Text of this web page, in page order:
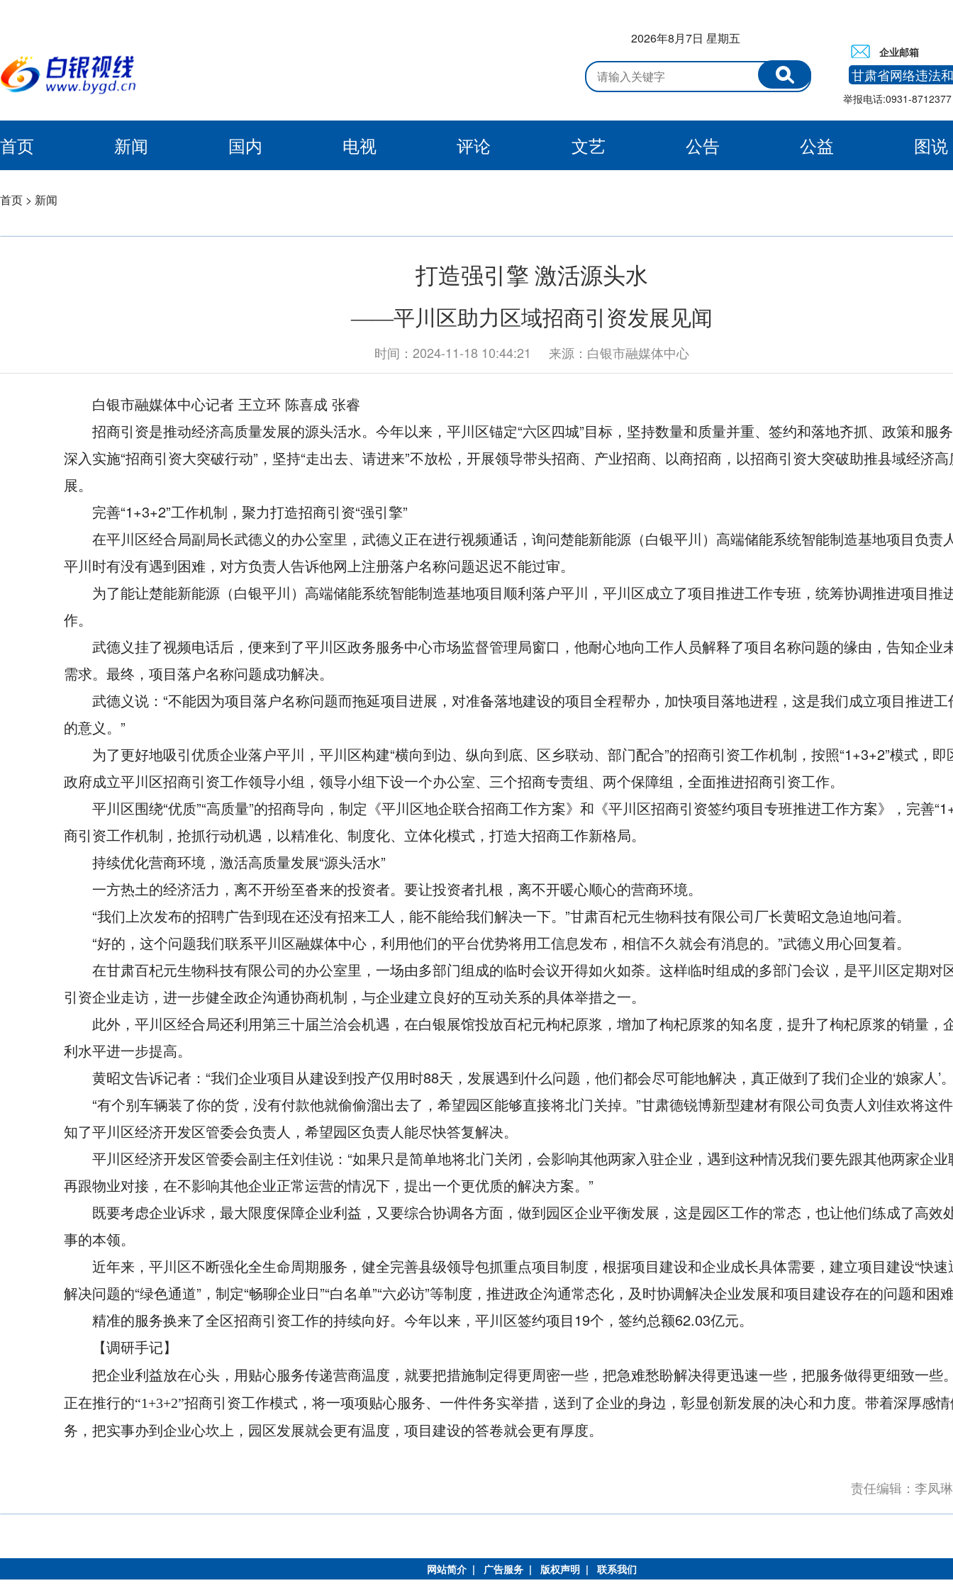
2026年8月7日 星期五
企业邮箱
甘肃省网络违法
举报电话:0931-
首页 新闻 国内 电视 评论 文艺 公告 公益
图说
首页 > 新闻
打造强引擎 激活源头水
——平川区助力区域招商引资发展见闻
时间：2024-11-18 10:44:21 来源：白银市融媒体中心
白银市融媒体中心记者 王立环 陈喜成 张睿
招商引资是推动经济高质量发展的源头活水。今年以来，平川区锚定“六区四城”目标，坚持数量和质量并重、签约和落地齐抓、政策和服
深入实施“招商引资大突破行动”，坚持“走出去、请进来”不放松，开展领导带头招商、产业招商、以商招商，以招商引资大突破助推县域经济
展。
完善“1+3+2”工作机制，聚力打造招商引资“强引擎”
在平川区经合局副局长武德义的办公室里，武德义正在进行视频通话，询问楚能新能源（白银平川）高端储能系统智能制造基地项目负责
平川时有没有遇到困难，对方负责人告诉他网上注册落户名称问题迟迟不能过审。
为了能让楚能新能源（白银平川）高端储能系统智能制造基地项目顺利落户平川，平川区成立了项目推进工作专班，统筹协调推进项目推
作。
武德义挂了视频电话后，便来到了平川区政务服务中心市场监督管理局窗口，他耐心地向工作人员解释了项目名称问题的缘由，告知企业
需求。最终，项目落户名称问题成功解决。
武德义说：“不能因为项目落户名称问题而拖延项目进展，对准备落地建设的项目全程帮办，加快项目落地进程，这是我们成立项目推进工
的意义。”
为了更好地吸引优质企业落户平川，平川区构建“横向到边、纵向到底、区乡联动、部门配合”的招商引资工作机制，按照“1+3+2”模式，即
政府成立平川区招商引资工作领导小组，领导小组下设一个办公室、三个招商专责组、两个保障组，全面推进招商引资工作。
平川区围绕“优质”“高质量”的招商导向，制定《平川区地企联合招商工作方案》和《平川区招商引资签约项目专班推进工作方案》，完善
商引资工作机制，抢抓行动机遇，以精准化、制度化、立体化模式，打造大招商工作新格局。
持续优化营商环境，激活高质量发展“源头活水”
一方热土的经济活力，离不开纷至沓来的投资者。要让投资者扎根，离不开暖心顺心的营商环境。
“我们上次发布的招聘广告到现在还没有招来工人，能不能给我们解决一下。”甘肃百杞元生物科技有限公司厂长黄昭文急迫地问着。
“好的，这个问题我们联系平川区融媒体中心，利用他们的平台优势将用工信息发布，相信不久就会有消息的。”武德义用心回复着。
在甘肃百杞元生物科技有限公司的办公室里，一场由多部门组成的临时会议开得如火如荼。这样临时组成的多部门会议，是平川区定期对
引资企业走访，进一步健全政企沟通协商机制，与企业建立良好的互动关系的具体举措之一。
此外，平川区经合局还利用第三十届兰洽会机遇，在白银展馆投放百杞元枸杞原浆，增加了枸杞原浆的知名度，提升了枸杞原浆的销量，
利水平进一步提高。
黄昭文告诉记者：“我们企业项目从建设到投产仅用时88天，发展遇到什么问题，他们都会尽可能地解决，真正做到了我们企业的‘娘家人’
“有个别车辆装了你的货，没有付款他就偷偷溜出去了，希望园区能够直接将北门关掉。”甘肃德锐博新型建材有限公司负责人刘佳欢将这
知了平川区经济开发区管委会负责人，希望园区负责人能尽快答复解决。
平川区经济开发区管委会副主任刘佳说：“如果只是简单地将北门关闭，会影响其他两家入驻企业，遇到这种情况我们要先跟其他两家企业
再跟物业对接，在不影响其他企业正常运营的情况下，提出一个更优质的解决方案。”
既要考虑企业诉求，最大限度保障企业利益，又要综合协调各方面，做到园区企业平衡发展，这是园区工作的常态，也让他们练成了高效
事的本领。
近年来，平川区不断强化全生命周期服务，健全完善县级领导包抓重点项目制度，根据项目建设和企业成长具体需要，建立项目建设“快速
解决问题的“绿色通道”，制定“畅聊企业日”“白名单”“六必访”等制度，推进政企沟通常态化，及时协调解决企业发展和项目建设存在的问题和困
精准的服务换来了全区招商引资工作的持续向好。今年以来，平川区签约项目19个，签约总额62.03亿元。
【调研手记】
把企业利益放在心头，用贴心服务传递营商温度，就要把措施制定得更周密一些，把急难愁盼解决得更迅速一些，把服务做得更细致一些
正在推行的“1+3+2”招商引资工作模式，将一项项贴心服务、一件件务实举措，送到了企业的身边，彰显创新发展的决心和力度。带着深厚感
务，把实事办到企业心坎上，园区发展就会更有温度，项目建设的答卷就会更有厚度。
责任编辑：李凤琳
网站简介 | 广告服务 | 版权声明 | 联系我们